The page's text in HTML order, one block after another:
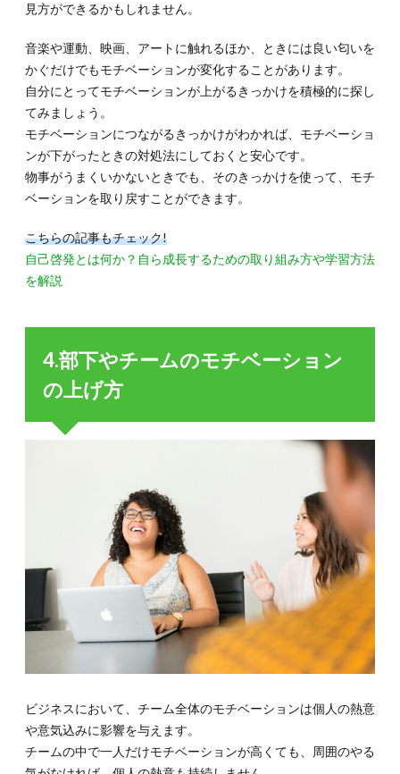
見方ができるかもしれません。
音楽や運動、映画、アートに触れるほか、ときには良い匂いを
かぐだけでもモチベーションが変化することがあります。
自分にとってモチベーションが上がるきっかけを積極的に探し
てみましょう。
モチベーションにつながるきっかけがわかれば、モチベーショ
ンが下がったときの対処法にしておくと安心です。
物事がうまくいかないときでも、そのきっかけを使って、モチ
ベーションを取り戻すことができます。
こちらの記事もチェック!
自己啓発とは何か？自ら成長するための取り組み方や学習方法
を解説
4.部下やチームのモチベーション
の上げ方
ビジネスにおいて、チーム全体のモチベーションは個人の熱意
や意気込みに影響を与えます。
チームの中で一人だけモチベーションが高くても、周囲のやる